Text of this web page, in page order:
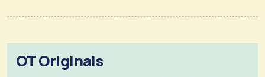
OT Originals